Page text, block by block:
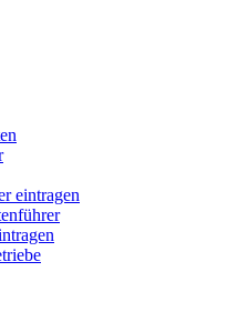
eintragen